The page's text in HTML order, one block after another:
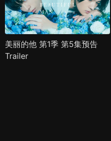
美丽的他 第1季 第5集预告
Trailer